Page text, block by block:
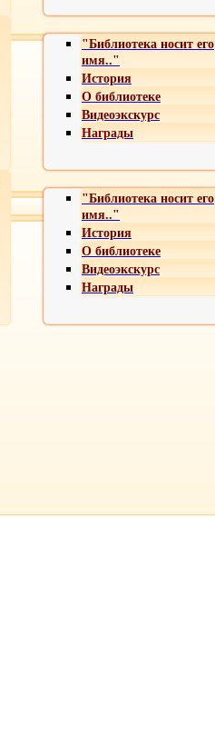
"Библиотека носит его
имя.."
История
О библиотеке
Видеоэкскурс
Награды
"Библиотека носит его
имя.."
История
О библиотеке
Видеоэкскурс
Награды